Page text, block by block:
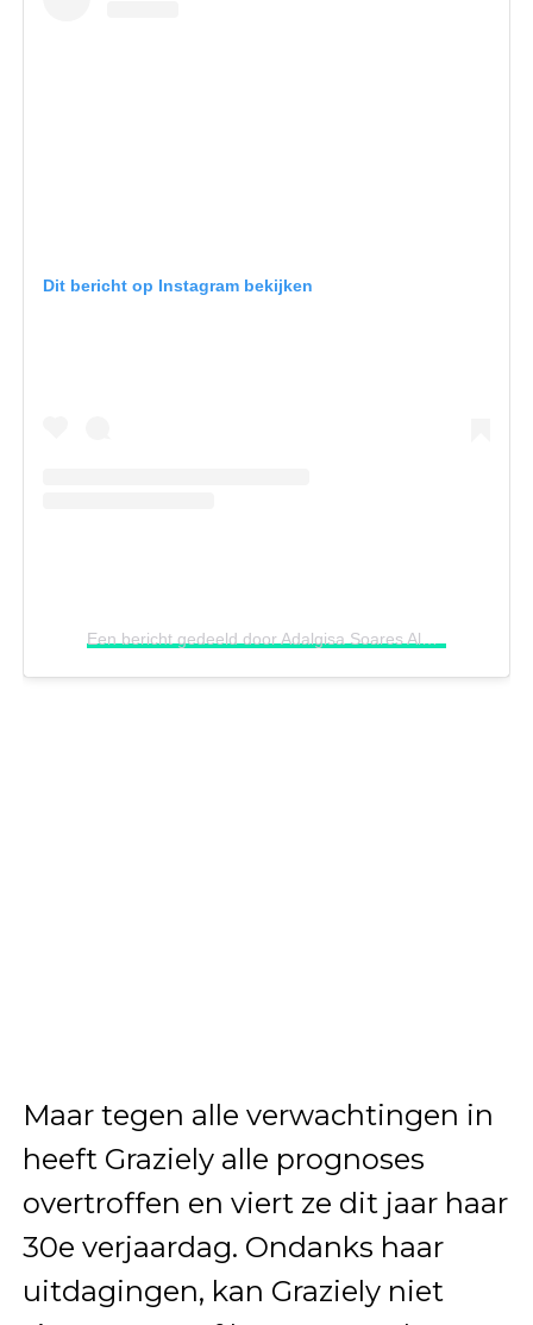
Dit bericht op Instagram bekijken
Een bericht gedeeld door Adalgisa Soares Alves Alves (@adalgisasoaresalves)
Maar tegen alle verwachtingen in
heeft Graziely alle prognoses
overtroffen en viert ze dit jaar haar
30e verjaardag. Ondanks haar
uitdagingen, kan Graziely niet